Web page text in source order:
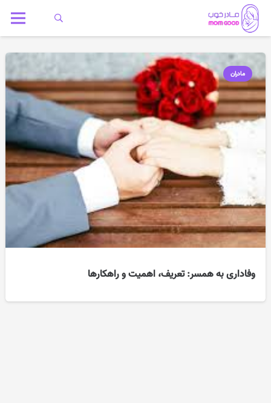
مادران
وفاداری به همسر: تعریف، اهمیت و راهکارها